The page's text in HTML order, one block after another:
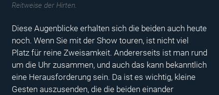
Reitweise der Hirten.
Diese Augenblicke erhalten sich die beiden auch heute
noch. Wenn Sie mit der Show touren, ist nicht viel
Platz für reine Zweisamkeit. Andererseits ist man rund
um die Uhr zusammen, und auch das kann bekanntlich
eine Herausforderung sein. Da ist es wichtig, kleine
Gesten auszusenden, die die beiden einander